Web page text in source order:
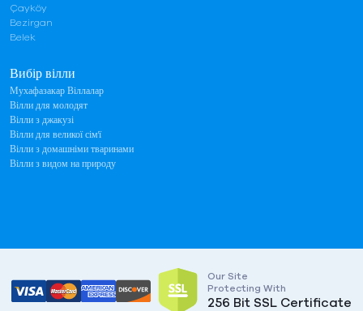
Вибір вілли
Мухафазакар Віллалар
Вілли для молодят
Вілли з джакузі
Вілли для великої сім'ї
Вілли з домашніми тваринами
Вілли з видом на природу
Çayköy
Bezirgan
Belek
Our Site
Protecting With
256 Bit SSL Certificate